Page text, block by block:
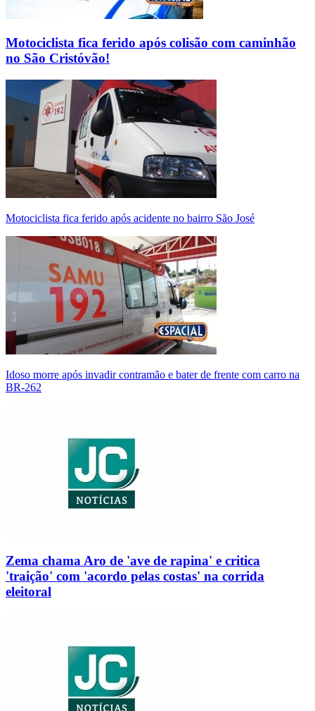
Motociclista fica ferido após colisão com caminhão
no São Cristóvão!
Motociclista fica ferido após acidente no bairro São José
Idoso morre após invadir contramão e bater de frente com carro na
BR-262
Zema chama Aro de 'ave de rapina' e critica
'traição' com 'acordo pelas costas' na corrida
eleitoral